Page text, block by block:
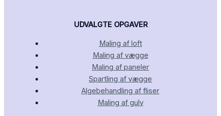
UDVALGTE OPGAVER
Maling af loft
Maling af vægge
Maling af paneler
Spartling af vægge
Algebehandling af fliser
Maling af gulv